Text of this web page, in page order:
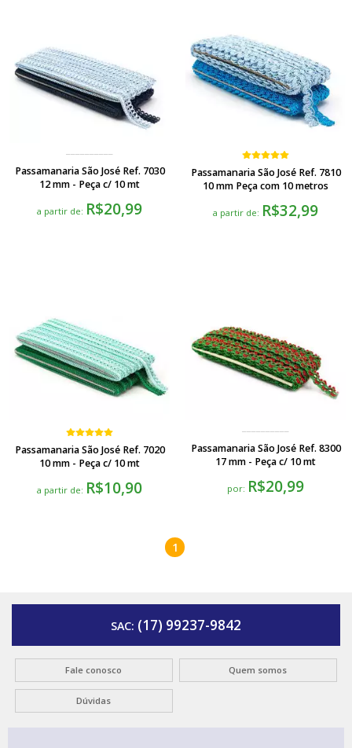
Passamanaria São José Ref. 7030
12 mm - Peça c/ 10 mt
a partir de: R$20,99
Passamanaria São José Ref. 7810
10 mm Peça com 10 metros
a partir de: R$32,99
Passamanaria São José Ref. 7020
10 mm - Peça c/ 10 mt
a partir de: R$10,90
Passamanaria São José Ref. 8300
17 mm - Peça c/ 10 mt
por: R$20,99
1
SAC: (17) 99237-9842
Fale conosco Quem somos
Dúvidas